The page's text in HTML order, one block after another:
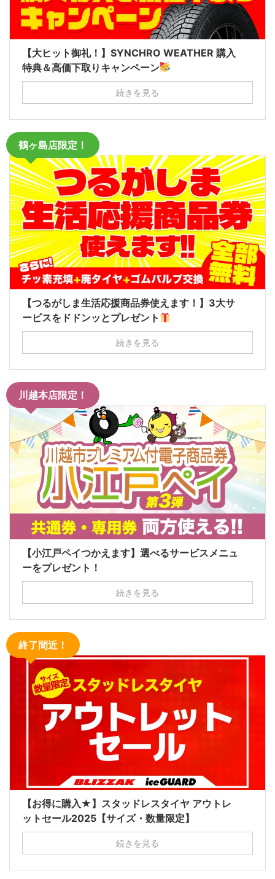
【大ヒット御礼！】SYNCHRO WEATHER 購入
特典＆高価下取りキャンペーン
続きを見る
鶴ヶ島店限定！
【つるがしま生活応援商品券使えます！】3大サ
ービスをドドンッとプレゼント
続きを見る
川越本店限定！
【小江戸ペイつかえます】選べるサービスメニュ
ーをプレゼント！
続きを見る
終了間近！
【お得に購入★】スタッドレスタイヤ アウトレ
ットセール2025【サイズ・数量限定】
続きを見る